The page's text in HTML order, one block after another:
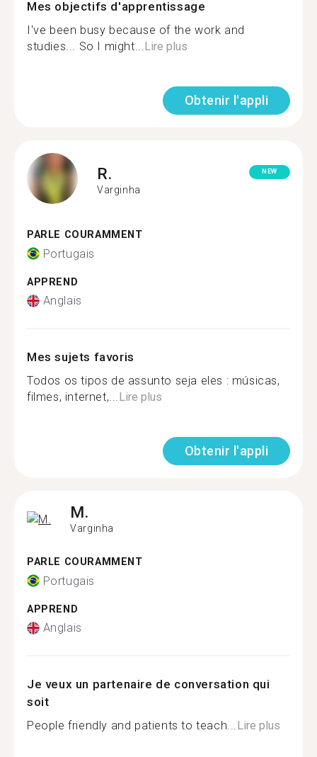
Mes objectifs d'apprentissage
I've been busy because of the work and
studies... So I might...Lire plus
Obtenir l'appli
R.
Varginha
NEW
PARLE COURAMMENT
Portugais
APPREND
Anglais
Mes sujets favoris
Todos os tipos de assunto seja eles : músicas,
filmes, internet,...Lire plus
Obtenir l'appli
M.
Varginha
PARLE COURAMMENT
Portugais
APPREND
Anglais
Je veux un partenaire de conversation qui
soit
People friendly and patients to teach...Lire plus